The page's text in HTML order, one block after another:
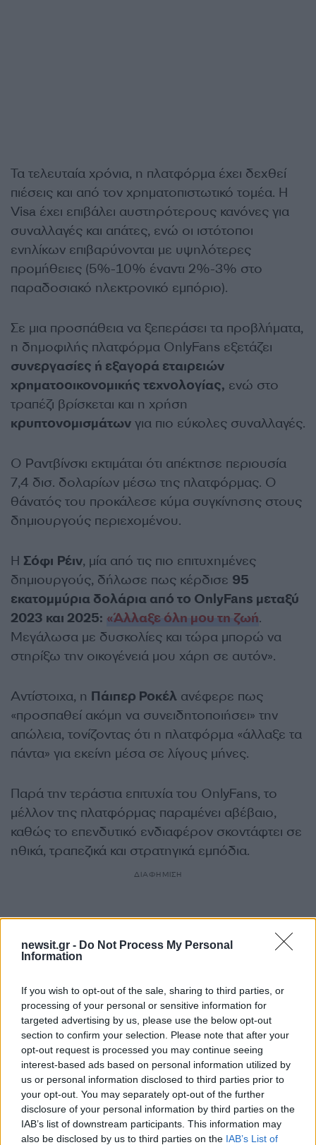
newsit.gr - Do Not Process My Personal
Information
If you wish to opt-out of the sale, sharing to third parties, or
processing of your personal or sensitive information for
targeted advertising by us, please use the below opt-out
section to confirm your selection. Please note that after your
opt-out request is processed you may continue seeing
interest-based ads based on personal information utilized by
us or personal information disclosed to third parties prior to
your opt-out. You may separately opt-out of the further
disclosure of your personal information by third parties on the
IAB’s list of downstream participants. This information may
also be disclosed by us to third parties on the IAB’s List of
Τα τελευταία χρόνια, η πλατφόρμα έχει δεχθεί
πιέσεις και από τον χρηματοπιστωτικό τομέα. Η
Visa έχει επιβάλει αυστηρότερους κανόνες για
συναλλαγές και απάτες, ενώ οι ιστότοποι
ενηλίκων επιβαρύνονται με υψηλότερες
προμήθειες (5%-10% έναντι 2%-3% στο
παραδοσιακό ηλεκτρονικό εμπόριο).
Σε μια προσπάθεια να ξεπεράσει τα προβλήματα,
η δημοφιλής πλατφόρμα OnlyFans εξετάζει
συνεργασίες ή εξαγορά εταιρειών
χρηματοοικονομικής τεχνολογίας, ενώ στο
τραπέζι βρίσκεται και η χρήση
κρυπτονομισμάτων για πιο εύκολες συναλλαγές.
Ο Ραντβίνσκι εκτιμάται ότι απέκτησε περιουσία
7,4 δισ. δολαρίων μέσω της πλατφόρμας. Ο
θάνατός του προκάλεσε κύμα συγκίνησης στους
δημιουργούς περιεχομένου.
Η Σόφι Ρέιν, μία από τις πιο επιτυχημένες
δημιουργούς, δήλωσε πως κέρδισε 95
εκατομμύρια δολάρια από το OnlyFans μεταξύ
2023 και 2025: «Άλλαξε όλη μου τη ζωή.
Μεγάλωσα με δυσκολίες και τώρα μπορώ να
στηρίξω την οικογένειά μου χάρη σε αυτόν».
Αντίστοιχα, η Πάιπερ Ροκέλ ανέφερε πως
«προσπαθεί ακόμη να συνειδητοποιήσει» την
απώλεια, τονίζοντας ότι η πλατφόρμα «άλλαξε τα
πάντα» για εκείνη μέσα σε λίγους μήνες.
Παρά την τεράστια επιτυχία του OnlyFans, το
μέλλον της πλατφόρμας παραμένει αβέβαιο,
καθώς το επενδυτικό ενδιαφέρον σκοντάφτει σε
ηθικά, τραπεζικά και στρατηγικά εμπόδια.
ΔΙΑΦΗΜΙΣΗ
Αν τα χάσατε